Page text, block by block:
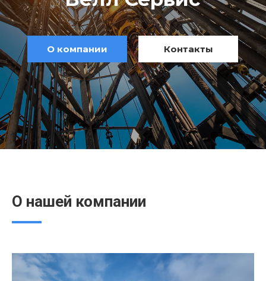
О компании Контакты
О нашей компании